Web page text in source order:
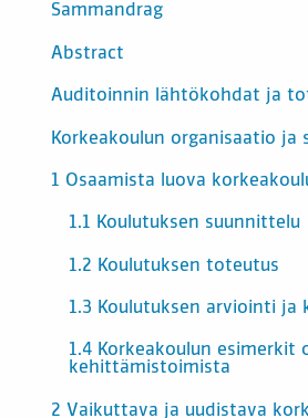
Sammandrag
Abstract
Auditoinnin lähtökohdat ja
Korkeakoulun organisaatio ja
1 Osaamista luova
1.1 Koulutuksen suunnittelu
1.2 Koulutuksen toteutus
1.3 Koulutuksen arviointi ja
1.4 Korkeakoulun esimerkit
kehittämistoimista
2 Vaikuttava ja uudistava